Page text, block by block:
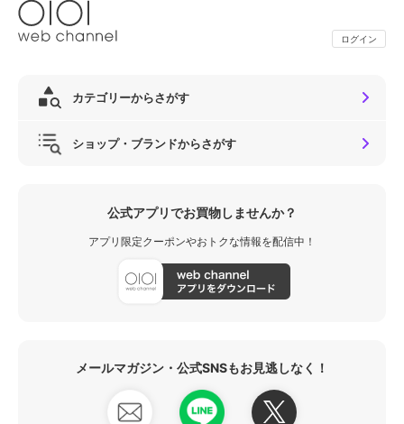
ログイン
カテゴリーからさがす
ショップ・ブランドからさがす
公式アプリでお買物しませんか？
アプリ限定クーポンやおトクな情報を配信中！
メールマガジン・公式SNSもお見逃しなく！